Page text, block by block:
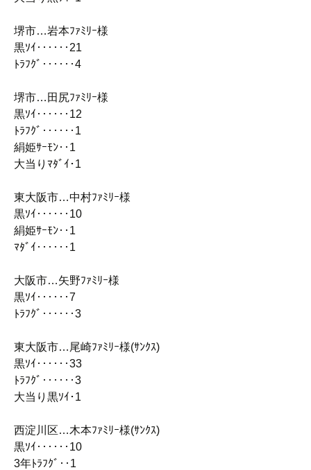
堺市…岩本ﾌｧﾐﾘｰ様
黒ｿｲ‥‥‥21
ﾄﾗﾌｸﾞ‥‥‥4
堺市…田尻ﾌｧﾐﾘｰ様
黒ｿｲ‥‥‥12
ﾄﾗﾌｸﾞ‥‥‥1
絹姫ｻｰﾓﾝ‥1
大当りﾏﾀﾞｲ･1
東大阪市…中村ﾌｧﾐﾘｰ様
黒ｿｲ‥‥‥10
絹姫ｻｰﾓﾝ‥1
ﾏﾀﾞｲ‥‥‥1
大阪市…矢野ﾌｧﾐﾘｰ様
黒ｿｲ‥‥‥7
ﾄﾗﾌｸﾞ‥‥‥3
東大阪市…尾崎ﾌｧﾐﾘｰ様(ｻﾝｸｽ)
黒ｿｲ‥‥‥33
ﾄﾗﾌｸﾞ‥‥‥3
大当り黒ｿｲ･1
西淀川区…木本ﾌｧﾐﾘｰ様(ｻﾝｸｽ)
黒ｿｲ‥‥‥10
3年ﾄﾗﾌｸﾞ‥1